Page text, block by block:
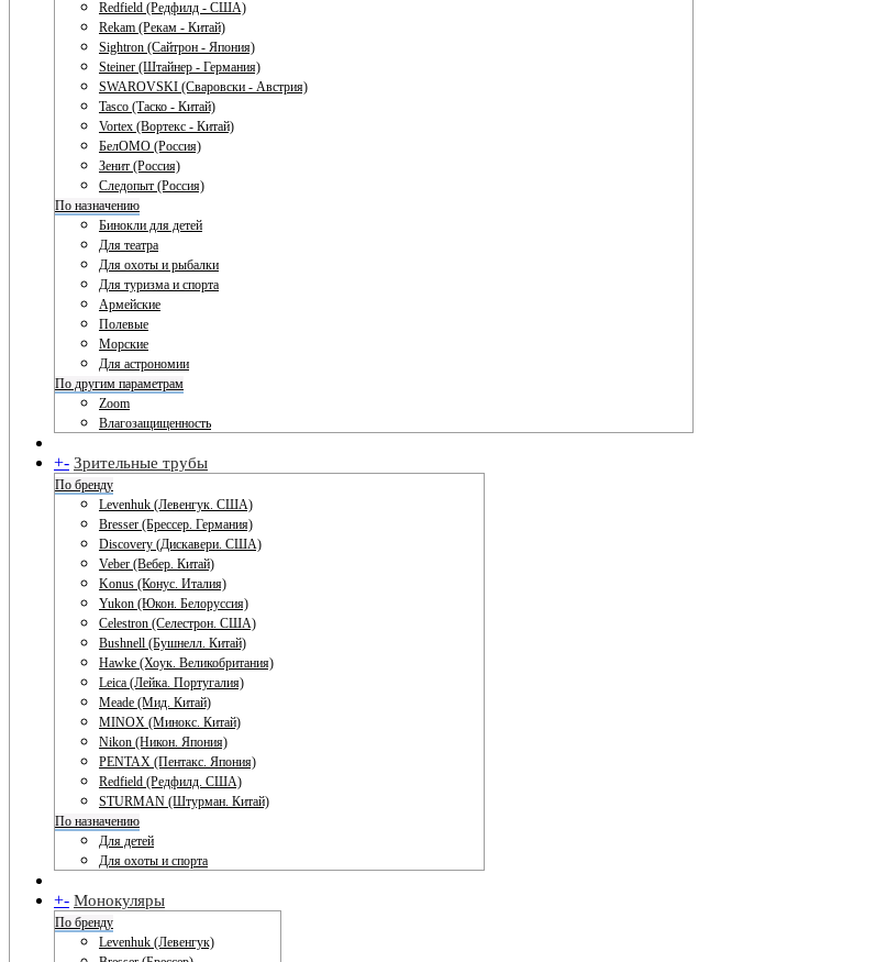
Redfield (Редфилд - США)
Rekam (Рекам - Китай)
Sightron (Сайтрон - Япония)
Steiner (Штайнер - Германия)
SWAROVSKI (Сваровски - Австрия)
Tasco (Таско - Китай)
Vortex (Вортекс - Китай)
БелОМО (Россия)
Зенит (Россия)
Следопыт (Россия)
По назначению
Бинокли для детей
Для театра
Для охоты и рыбалки
Для туризма и спорта
Армейские
Полевые
Морские
Для астрономии
По другим параметрам
Zoom
Влагозащищенность
+- Зрительные трубы
По бренду
Levenhuk (Левенгук. США)
Bresser (Брессер. Германия)
Discovery (Дискавери. США)
Veber (Вебер. Китай)
Konus (Конус. Италия)
Yukon (Юкон. Белоруссия)
Celestron (Селестрон. США)
Bushnell (Бушнелл. Китай)
Hawke (Хоук. Великобритания)
Leica (Лейка. Португалия)
Meade (Мид. Китай)
MINOX (Минокс. Китай)
Nikon (Никон. Япония)
PENTAX (Пентакс. Япония)
Redfield (Редфилд. США)
STURMAN (Штурман. Китай)
По назначению
Для детей
Для охоты и спорта
+- Монокуляры
По бренду
Levenhuk (Левенгук)